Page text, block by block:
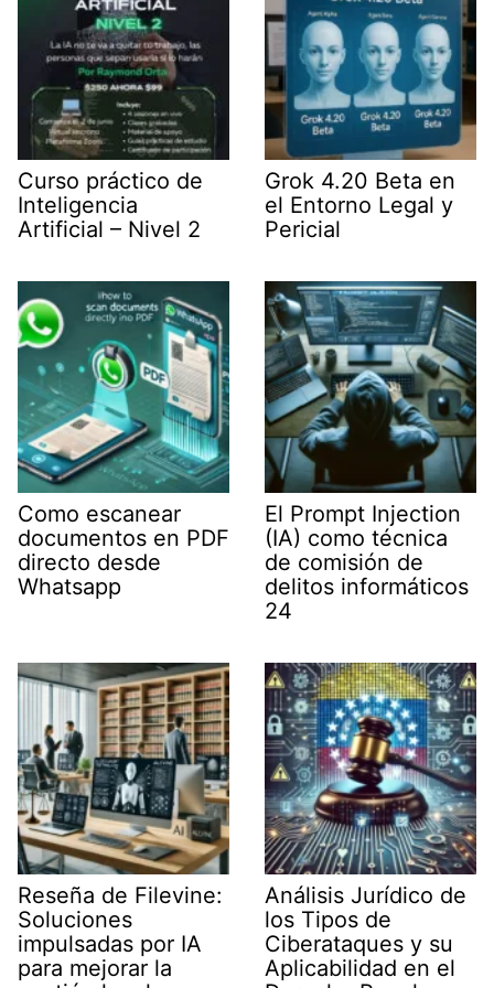
Curso práctico de
Inteligencia
Artificial – Nivel 2
Grok 4.20 Beta en
el Entorno Legal y
Pericial
Como escanear
documentos en PDF
directo desde
Whatsapp
El Prompt Injection
(IA) como técnica
de comisión de
delitos informáticos
24
Reseña de Filevine:
Soluciones
impulsadas por IA
para mejorar la
Análisis Jurídico de
los Tipos de
Ciberataques y su
Aplicabilidad en el